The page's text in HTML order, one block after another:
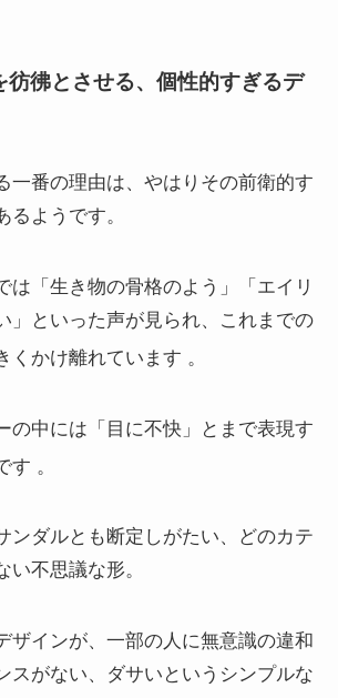
彷彿とさせる、個性的すぎるデ
一番の理由は、やはりその前衛的す
るようです。
は「生き物の骨格のよう」「エイリ
」といった声が見られ、これまでの
くかけ離れています 。
の中には「目に不快」とまで表現す
す 。
ンダルとも断定しがたい、どのカテ
い不思議な形。
ザインが、一部の人に無意識の違和
スがない、ダサいというシンプルな